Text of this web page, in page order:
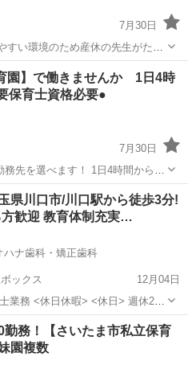
7月30日
すい環境のため産休の先生がたく
って働いてみませんか ●問い
士
園】で働きませんか 1日4時
保育士資格必要●
7月30日
す！ 1日4時間からも
軟に勤務している方が複数おります...
育士
県川口市/川口駅から徒歩3分!
歓迎 教育体制充実…
ハナ歯科・矯正歯科
ックス
12月04日
業務 <休日休暇> <休日> 週休2日
給休暇> 法定通り 非常勤の出勤日
保険> 協会けんぽ・厚生年金・雇
勤務！【さいたま市私立保育
園複数